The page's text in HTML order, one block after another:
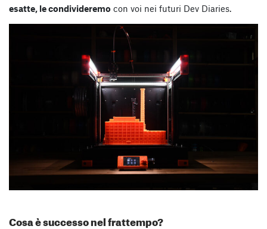
esatte, le condivideremo con voi nei futuri Dev Diaries.
Cosa è successo nel frattempo?